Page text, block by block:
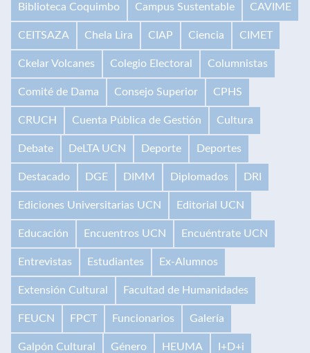
Biblioteca Coquimbo Campus Sustentable CAVIME
CEITSAZA Chela Lira CIAP Ciencia CIMET
Ckelar Volcanes Colegio Electoral Columnistas
Comité de Dama Consejo Superior CPHS
CRUCH Cuenta Pública de Gestión Cultura
Debate DeLTA UCN Deporte Deportes
Destacado DGE DIMM Diplomados DRI
Ediciones Universitarias UCN Editorial UCN
Educación Encuentros UCN Encuéntrate UCN
Entrevistas Estudiantes Ex-Alumnos
Extensión Cultural Facultad de Humanidades
FEUCN FPCT Funcionarios Galería
Galpón Cultural Género HEUMA I+D+i